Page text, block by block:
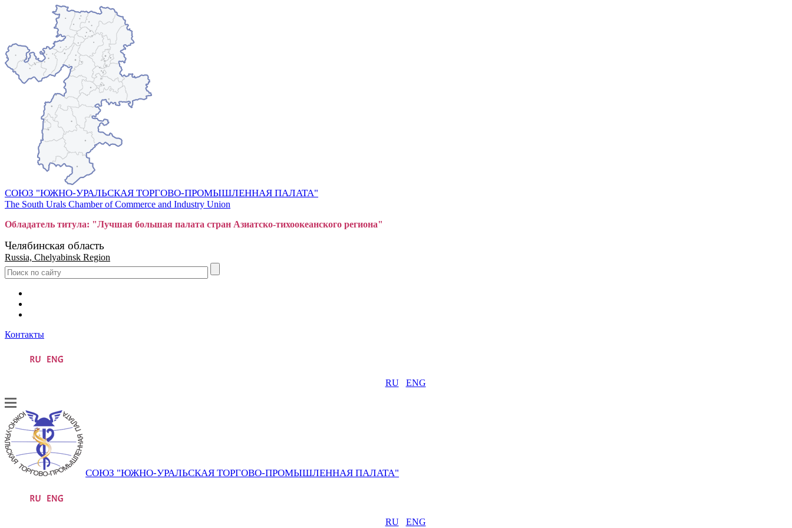
СОЮЗ "ЮЖНО-УРАЛЬСКАЯ ТОРГОВО-ПРОМЫШЛЕННАЯ ПАЛАТА"
The South Urals Chamber of Commerce and Industry Union
Обладатель титула: "Лучшая большая палата стран Азиатско-тихоокеанского региона"
Челябинская область
Russia, Chelyabinsk Region
Контакты
RU ENG
СОЮЗ "ЮЖНО-УРАЛЬСКАЯ ТОРГОВО-ПРОМЫШЛЕННАЯ ПАЛАТА"
RU ENG